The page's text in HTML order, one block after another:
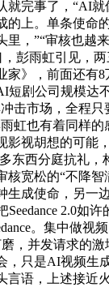
就完事了，“AI
的上。单条使命
里，”“审核也越
彭雨虹引见，
家》，前面还有
短剧公司规模达
击市场，全程
虹也有着同样
影视胡想的可能
东西分庭抗礼，
宽松的“不降智
生成使命，另一
2.0如许
。集中做视
，并发请求的激
，只是AI视频生
言语，上述接近